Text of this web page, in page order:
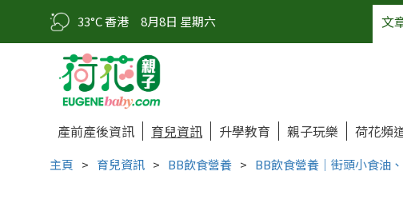
33°C 香港 8月8日 星期六 文
產前產後資訊 育兒資訊 升學教育 親子玩樂 荷花頻
主頁 > 育兒資訊 > BB飲食營養 > BB飲食營養｜街頭小食油